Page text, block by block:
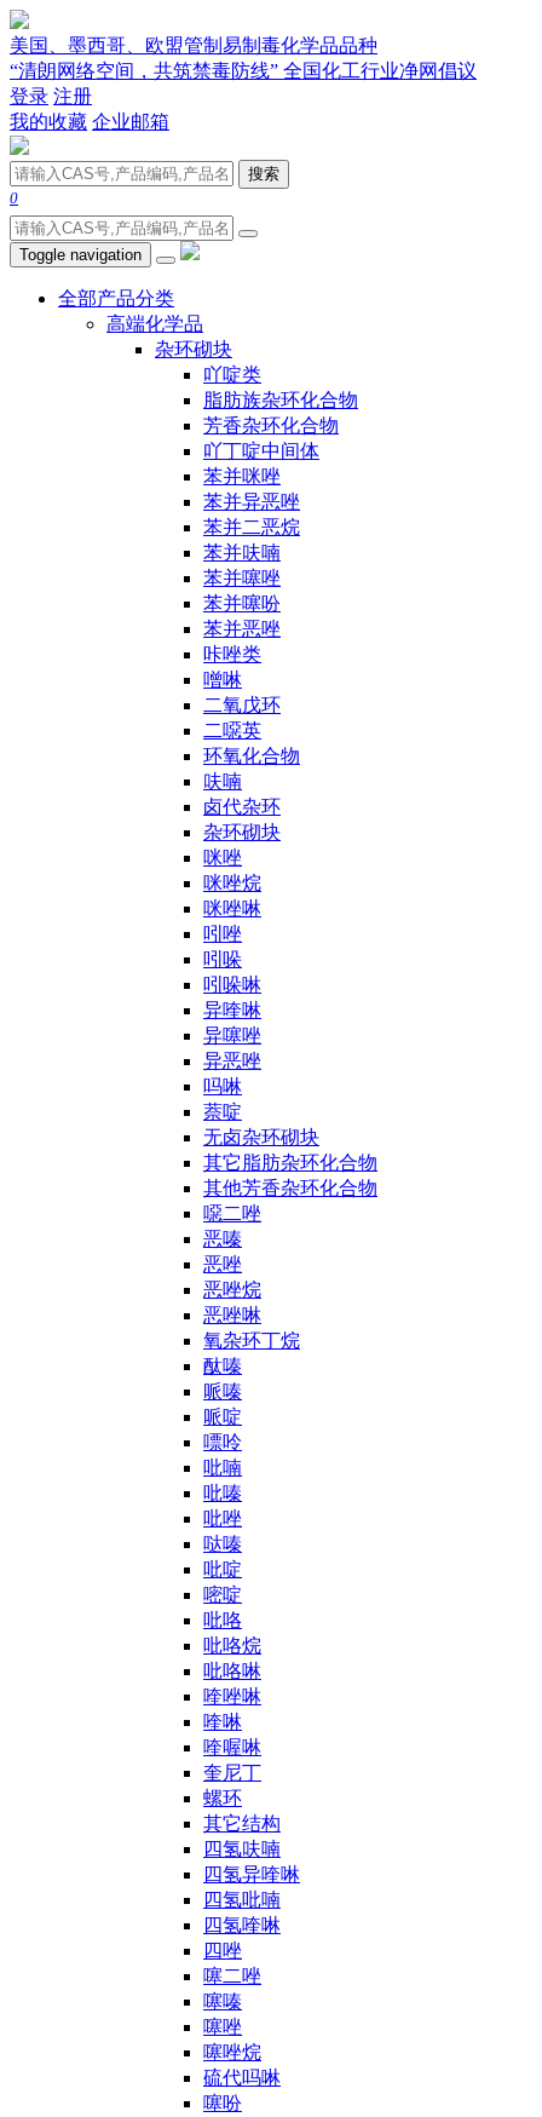
美国、墨西哥、欧盟管制易制毒化学品品种
“清朗网络空间，共筑禁毒防线” 全国化工行业净网倡议
登录 注册
我的收藏 企业邮箱
搜索
0
Toggle navigation
全部产品分类
高端化学品
杂环砌块
吖啶类
脂肪族杂环化合物
芳香杂环化合物
吖丁啶中间体
苯并咪唑
苯并异恶唑
苯并二恶烷
苯并呋喃
苯并噻唑
苯并噻吩
苯并恶唑
咔唑类
噌啉
二氧戊环
二噁英
环氧化合物
呋喃
卤代杂环
杂环砌块
咪唑
咪唑烷
咪唑啉
吲唑
吲哚
吲哚啉
异喹啉
异噻唑
异恶唑
吗啉
萘啶
无卤杂环砌块
其它脂肪杂环化合物
其他芳香杂环化合物
噁二唑
恶嗪
恶唑
恶唑烷
恶唑啉
氧杂环丁烷
酞嗪
哌嗪
哌啶
嘌呤
吡喃
吡嗪
吡唑
哒嗪
吡啶
嘧啶
吡咯
吡咯烷
吡咯啉
喹唑啉
喹啉
喹喔啉
奎尼丁
螺环
其它结构
四氢呋喃
四氢异喹啉
四氢吡喃
四氢喹啉
四唑
噻二唑
噻嗪
噻唑
噻唑烷
硫代吗啉
噻吩